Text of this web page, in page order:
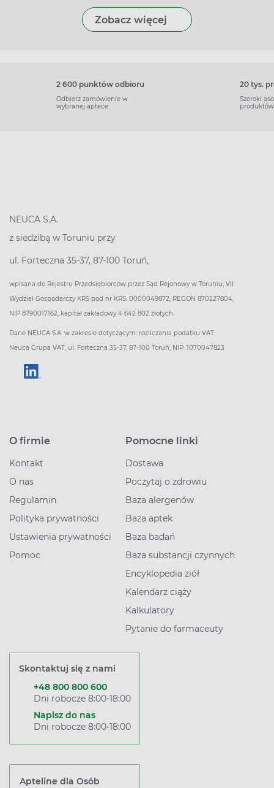
Zobacz więcej
2 600 punktów odbioru
Odbierz zamówienie w
wybranej aptece
20 tys.
Szeroki
produktów
NEUCA S.A.
z siedzibą w Toruniu przy
ul. Forteczna 35-37, 87-100 Toruń,
wpisana do Rejestru Przedsiębiorców przez Sąd Rejonowy w Toruniu, VII
Wydział Gospodarczy KRS pod nr KRS: 0000049872, REGON 870227804,
NIP 8790017162, kapitał zakładowy 4 642 802 złotych.
Dane NEUCA S.A. w zakresie dotyczącym: rozliczania podatku VAT:
Neuca Grupa VAT, ul. Forteczna 35-37, 87-100 Toruń, NIP: 1070047823
O firmie
Kontakt
O nas
Regulamin
Polityka prywatności
Ustawienia prywatności
Pomoc
Pomocne linki
Dostawa
Poczytaj o zdrowiu
Baza alergenów
Baza aptek
Baza badań
Baza substancji czynnych
Encyklopedia ziół
Kalendarz ciąży
Kalkulatory
Pytanie do farmaceuty
Skontaktuj się z nami
+48 800 800 600
Dni robocze 8:00-18:00
Napisz do nas
Dni robocze 8:00-18:00
Apteline dla Osób